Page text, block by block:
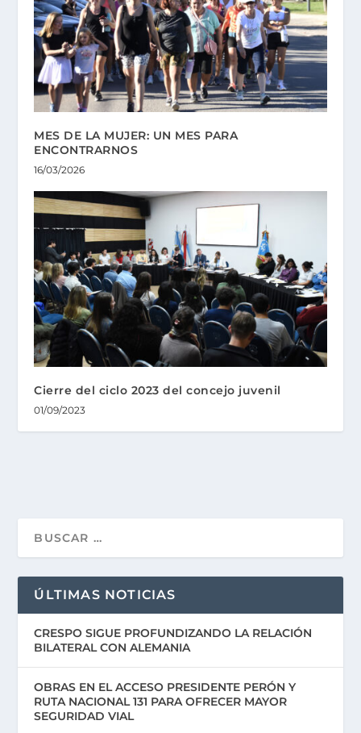
MES DE LA MUJER: UN MES PARA
ENCONTRARNOS
16/03/2026
Cierre del ciclo 2023 del concejo juvenil
01/09/2023
ÚLTIMAS NOTICIAS
CRESPO SIGUE PROFUNDIZANDO LA RELACIÓN
BILATERAL CON ALEMANIA
OBRAS EN EL ACCESO PRESIDENTE PERÓN Y
RUTA NACIONAL 131 PARA OFRECER MAYOR
SEGURIDAD VIAL